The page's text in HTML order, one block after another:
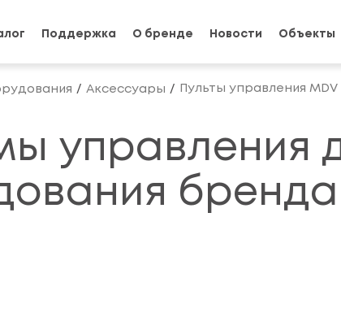
Поддержка О бренде Новости Объекты
Аксессуары Пульты управления MDV
управления
бренда